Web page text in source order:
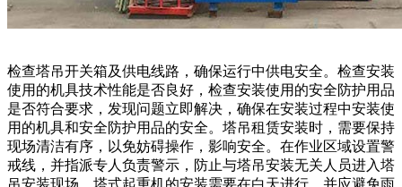
检查塔吊开关箱及供电线路，确保运行中供电安全。检查安装
使用的机具技术性能是否良好，检查安装使用的安全防护用品
是否符合要求，发现问题立即解决，确保在安装过程中安装使
用的机具和安全防护用品的安全。塔吊租赁安装时，需要保持
现场清洁有序，以免妨碍操作，影响安全。在作业区域设置警
戒线，并指派专人负责警示，防止与塔吊安装无关人员进入塔
吊安装现场。塔式起重机的安装需要在白天进行，并应避免雨